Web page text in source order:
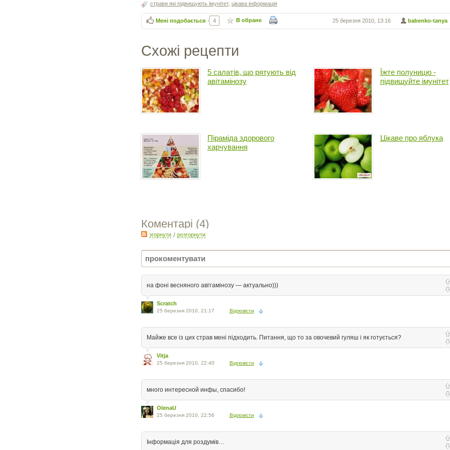
страви які підвищують імунітет, цікава інформація
babenko-tanya
25 березня 2010, 13:16
Мені подобається 4 В обране
Схожі рецепти
5 салатів, що рятують від
авітамінозу
Їжте полуницю -
підвищуйте імунітет
Піраміда здорового
харчування
Цікаве про яблука
Коментарі (4)
згорнути/ розгорнути
на фоні весняного авітамінозу — актуально)))
Scratch
25 березня 2010, 21:17 Відповісти
Майже все із цих страв мені підходить. Питання, що то за овочевий гуляш і як готується?
Vitja
25 березня 2010, 22:40 Відповісти
много интересной инфы, спасибо!
OlenaU
25 березня 2010, 22:56 Відповісти
Інформація для роздумів…